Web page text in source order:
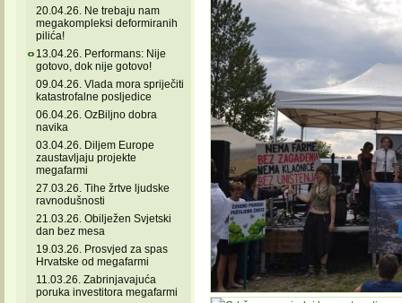
20.04.26. Ne trebaju nam
megakompleksi deformiranih
pilića!
13.04.26. Performans: Nije
gotovo, dok nije gotovo!
09.04.26. Vlada mora spriječiti
katastrofalne posljedice
06.04.26. OzBiljno dobra
navika
03.04.26. Diljem Europe
zaustavljaju projekte
megafarmi
27.03.26. Tihe žrtve ljudske
ravnodušnosti
21.03.26. Obilježen Svjetski
dan bez mesa
19.03.26. Prosvjed za spas
Hrvatske od megafarmi
11.03.26. Zabrinjavajuća
poruka investitora megafarmi